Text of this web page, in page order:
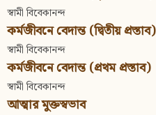
স্বামী বিবেকানন্দ
কর্মজীবনে বেদান্ত (দ্বিতীয় প্রস্তাব)
স্বামী বিবেকানন্দ
কর্মজীবনে বেদান্ত (প্রথম প্রস্তাব)
স্বামী বিবেকানন্দ
আত্মার মুক্তস্বভাব